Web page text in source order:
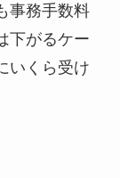
事務手数料
下がるケー
いくら受け